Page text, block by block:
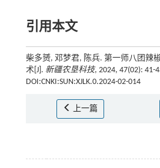
引用本文
柴多赟, 邓梦君, 陈兵. 第一师八团辣
术[J]. 新疆农垦科技, 2024, 47(02): 41-
DOI:CNKI:SUN:XJLK.0.2024-02-014
上一篇